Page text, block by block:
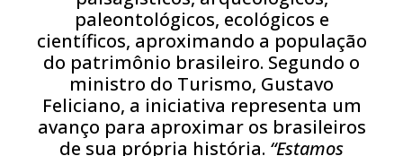
paleontológicos, ecológicos e
científicos, aproximando a população
do patrimônio brasileiro. Segundo o
ministro do Turismo, Gustavo
Feliciano, a iniciativa representa um
avanço para aproximar os brasileiros
de sua própria história. “Estamos